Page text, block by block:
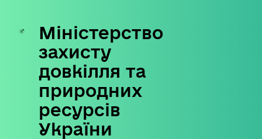
Skip
content
Міністерство
захисту
довкілля та
природних
ресурсів
України